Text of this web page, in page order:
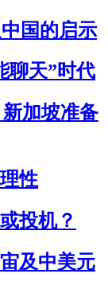
国的启示
聊天”时代
加坡准备
性
投机？
及中美元